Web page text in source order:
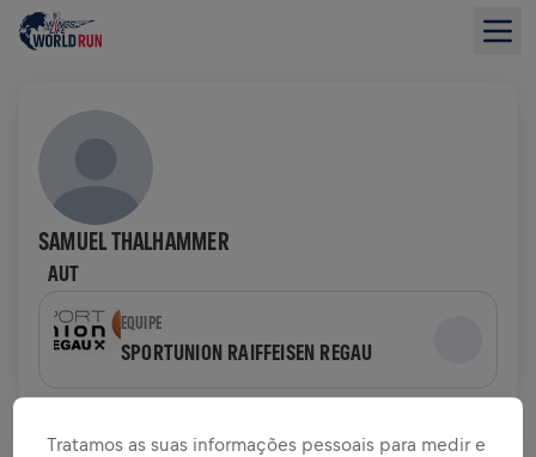
SAMUEL THALHAMMER
AUT
EQUIPE
SPORTUNION RAIFFEISEN REGAU
Tratamos as suas informações pessoais para medir e